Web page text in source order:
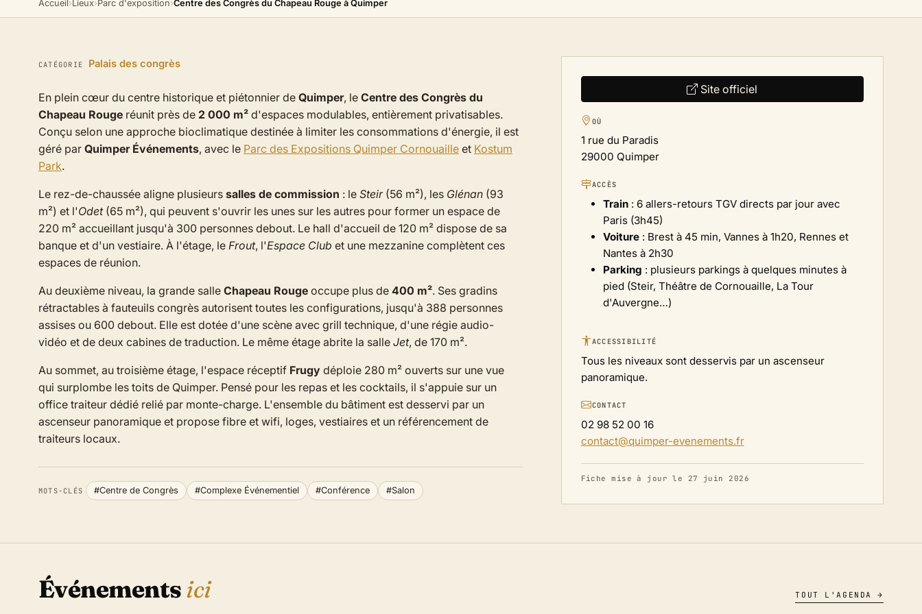
Accueil › Lieux› Parc d'exposition›Centre des Congrès du Chapeau Rouge à Quimper
CATÉGORIE Palais des congrès
En plein cœur du centre historique et piétonnier de Quimper, le Centre des Congrès du
Chapeau Rouge réunit près de 2 000 m² d'espaces modulables, entièrement privatisables.
Conçu selon une approche bioclimatique destinée à limiter les consommations d'énergie, il est
géré par Quimper Événements, avec le Parc des Expositions Quimper Cornouaille et Kostum
Park.
Le rez-de-chaussée aligne plusieurs salles de commission : le Steir(56 m²), les Glénan (93
m²) et l'Odet(65 m²), qui peuvent s'ouvrir les unes sur les autres pour former un espace de
220 m² accueillant jusqu'à 300 personnes debout. Le hall d'accueil de 120 m² dispose de sa
banque et d'un vestiaire. À l'étage, le Frout, l'Espace Club et une mezzanine complètent ces
espaces de réunion.
Au deuxième niveau, la grande salle Chapeau Rouge occupe plus de 400 m². Ses gradins
rétractables à fauteuils congrès autorisent toutes les configurations, jusqu'à 388 personnes
assises ou 600 debout. Elle est dotée d'une scène avec grill technique, d'une régie audio-
vidéo et de deux cabines de traduction. Le même étage abrite la salle Jet, de 170 m².
Au sommet, au troisième étage, l'espace réceptif Frugy déploie 280 m² ouverts sur une vue
qui surplombe les toits de Quimper. Pensé pour les repas et les cocktails, il s'appuie sur un
office traiteur dédié relié par monte-charge. L'ensemble du bâtiment est desservi par un
ascenseur panoramique et propose fibre et wifi, loges, vestiaires et un référencement de
traiteurs locaux.
MOTS-CLÉS #Centre de Congrès #Complexe Événementiel #Conférence #Salon
Site officiel
OÙ
1 rue du Paradis
29000 Quimper
ACCÈS
Train: 6 allers-retours TGV directs par jour avec
Paris (3h45)
Voiture: Brest à 45 min, Vannes à 1h20, Rennes et
Nantes à 2h30
Parking : plusieurs parkings à quelques minutes à
pied (Steir, Théâtre de Cornouaille, La Tour
d'Auvergne…)
ACCESSIBILITÉ
Tous les niveaux sont desservis par un ascenseur
panoramique.
CONTACT
02 98 52 00 16
contact@quimper-evenements.fr
Fiche mise à jour le 27 juin 2026
Événements ici TOUT L'AGENDA →